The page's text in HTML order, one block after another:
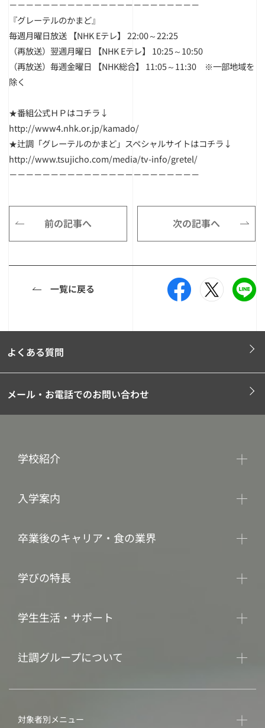
－－－－－－－－－－－－－－－－－－－－－－－
『グレーテルのかまど』
毎週月曜日放送 【NHK Eテレ】 22:00～22:25
（再放送）翌週月曜日 【NHK Eテレ】 10:25～10:50
（再放送）毎週金曜日 【NHK総合】 11:05～11:30 ※一部地域を
除く
★番組公式ＨＰはコチラ↓
http://www4.nhk.or.jp/kamado/
★辻調「グレーテルのかまど」スペシャルサイトはコチラ↓
http://www.tsujicho.com/media/tv-info/gretel/
－－－－－－－－－－－－－－－－－－－－－－－
前の記事へ 次の記事へ
一覧に戻る
よくある質問
メール・お電話でのお問い合わせ
学校紹介
入学案内
卒業後のキャリア・食の業界
学びの特長
学生生活・サポート
辻調グループについて
対象者別メニュー